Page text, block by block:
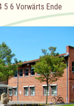
5 6 Vorwärts Ende